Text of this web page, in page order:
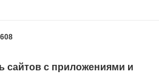
сайтов с приложениями и